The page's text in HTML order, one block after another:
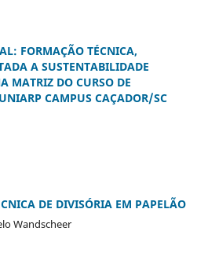
FORMAÇÃO TÉCNICA,
A SUSTENTABILIDADE
MATRIZ DO CURSO DE
CAMPUS CAÇADOR/SC
DE DIVISÓRIA EM PAPELÃO
Wandscheer